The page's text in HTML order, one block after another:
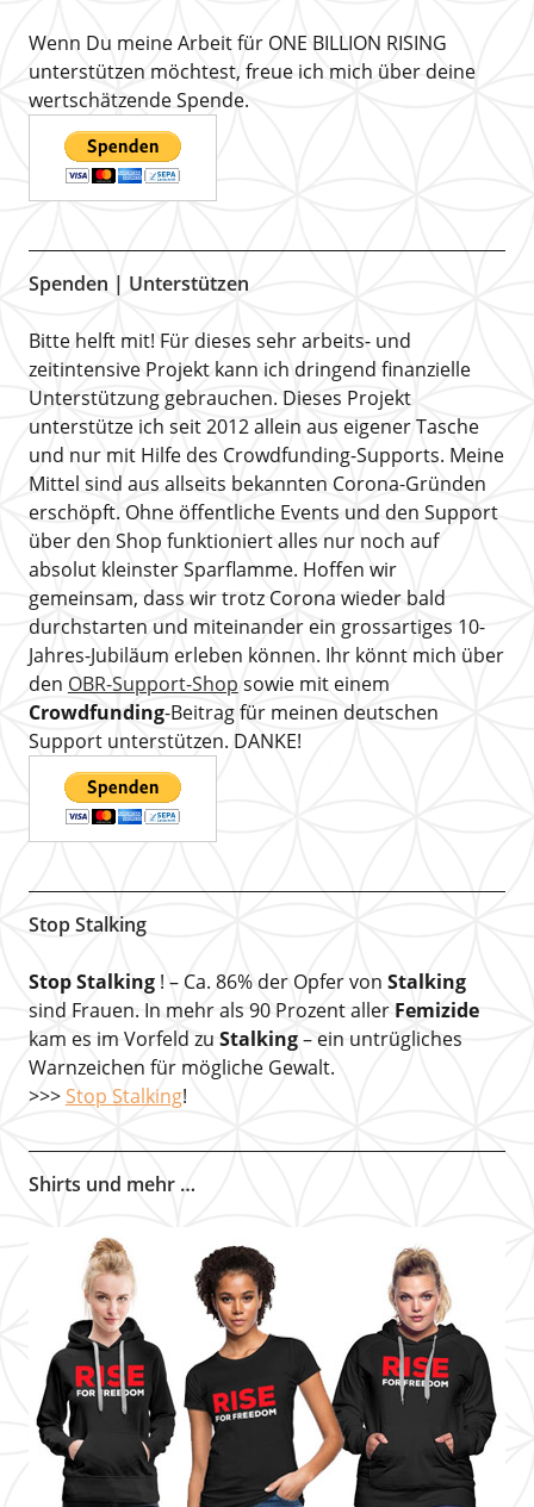
Wenn Du meine Arbeit für ONE BILLION RISING
unterstützen möchtest, freue ich mich über deine
wertschätzende Spende.
Spenden | Unterstützen
Bitte helft mit! Für dieses sehr arbeits- und
zeitintensive Projekt kann ich dringend finanzielle
Unterstützung gebrauchen. Dieses Projekt
unterstütze ich seit 2012 allein aus eigener Tasche
und nur mit Hilfe des Crowdfunding-Supports. Meine
Mittel sind aus allseits bekannten Corona-Gründen
erschöpft. Ohne öffentliche Events und den Support
über den Shop funktioniert alles nur noch auf
absolut kleinster Sparflamme. Hoffen wir
gemeinsam, dass wir trotz Corona wieder bald
durchstarten und miteinander ein grossartiges 10-
Jahres-Jubiläum erleben können. Ihr könnt mich über
den OBR-Support-Shop sowie mit einem
Crowdfunding-Beitrag für meinen deutschen
Support unterstützen. DANKE!
Stop Stalking
Stop Stalking! – Ca. 86% der Opfer von Stalking
sind Frauen. In mehr als 90 Prozent aller Femizide
kam es im Vorfeld zu Stalking– ein untrügliches
Warnzeichen für mögliche Gewalt.
>>> Stop Stalking!
Shirts und mehr …